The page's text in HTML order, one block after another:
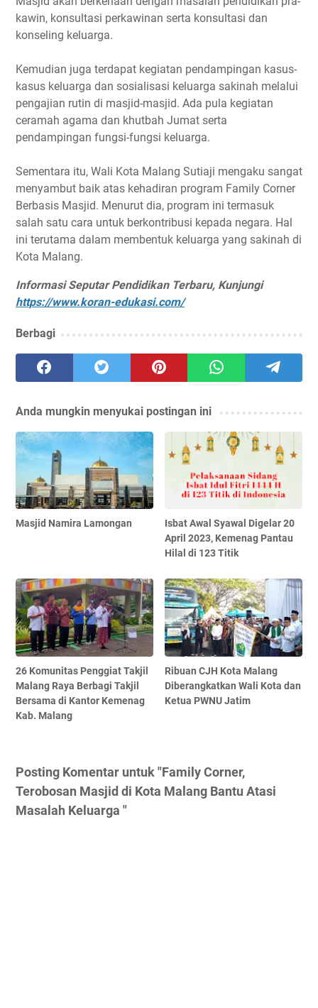
kawin, konsultasi perkawinan serta konsultasi dan
konseling keluarga.
Kemudian juga terdapat kegiatan pendampingan kasus-
kasus keluarga dan sosialisasi keluarga sakinah melalui
pengajian rutin di masjid-masjid. Ada pula kegiatan
ceramah agama dan khutbah Jumat serta
pendampingan fungsi-fungsi keluarga.
Sementara itu, Wali Kota Malang Sutiaji mengaku sangat
menyambut baik atas kehadiran program Family Corner
Berbasis Masjid. Menurut dia, program ini termasuk
salah satu cara untuk berkontribusi kepada negara. Hal
ini terutama dalam membentuk keluarga yang sakinah di
Kota Malang.
Informasi Seputar Pendidikan Terbaru, Kunjungi
https://www.koran-edukasi.com/
Berbagi
Anda mungkin menyukai postingan ini
Masjid Namira Lamongan
Isbat Awal Syawal Digelar 20
April 2023, Kemenag Pantau
Hilal di 123 Titik
26 Komunitas Penggiat Takjil
Malang Raya Berbagi Takjil
Bersama di Kantor Kemenag
Kab. Malang
Ribuan CJH Kota Malang
Diberangkatkan Wali Kota dan
Ketua PWNU Jatim
Posting Komentar untuk "Family Corner,
Terobosan Masjid di Kota Malang Bantu Atasi
Masalah Keluarga "